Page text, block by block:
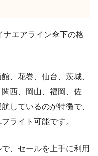
ナエアライン傘下の格
、花巻、仙台、茨城、
西、岡山、福岡、佐
しているのが特徴で、
ライト可能です。
、セールを上手に利用